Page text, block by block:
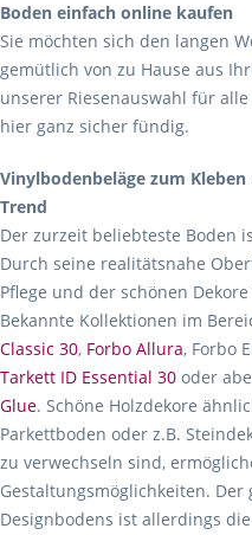
Boden einfach online kaufen
Sie möchten sich den langen
gemütlich von zu Hause aus
unserer Riesenauswahl für
hier ganz sicher fündig.
Vinylbodenbeläge zum
Trend
Der zurzeit beliebteste Boden
Durch seine realitätsnahe
Pflege und der schönen
Bekannte Kollektionen im
Classic 30, Forbo Allura, Forbo
Tarkett ID Essential 30 oder
Glue. Schöne Holzdekore
Parkettboden oder z.B.
zu verwechseln sind,
Gestaltungsmöglichkeiten. Der
Designbodens ist allerdings